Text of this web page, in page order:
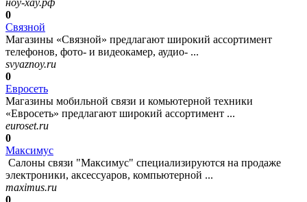
ноу-хау.рф
0
Связной
Магазины «Связной» предлагают широкий ассортимент
телефонов, фото- и видеокамер, аудио- ...
svyaznoy.ru
0
Евросеть
Магазины мобильной связи и комьютерной техники
«Евросеть» предлагают широкий ассортимент ...
euroset.ru
0
Максимус
Салоны связи "Максимус" специализируются на продаже
электроники, аксессуаров, компьютерной ...
maximus.ru